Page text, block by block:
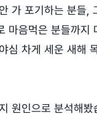
가 포기하는 분들,
마음먹은 분들까지
심 차게 세운 새해
원인으로 분석해봤